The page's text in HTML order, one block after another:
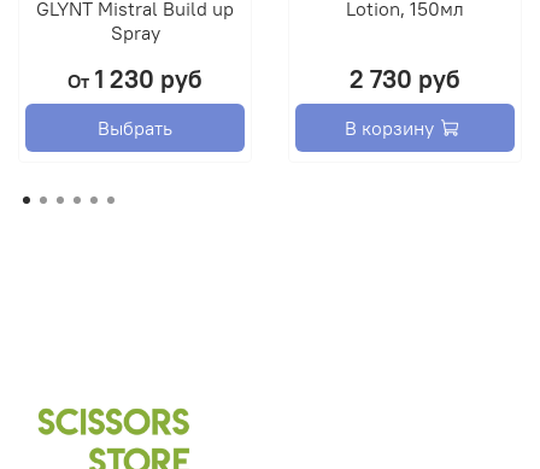
GLYNT Mistral Build up
Spray
От 1 230 руб
Выбрать
Lotion, 150мл
2 730 руб
В корзину